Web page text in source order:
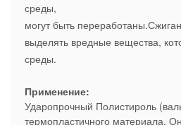
среды,
могут быть
выделять вредные вещества,
среды.
Применение:
Ударопрочный Полистироль
термопластичного материала.